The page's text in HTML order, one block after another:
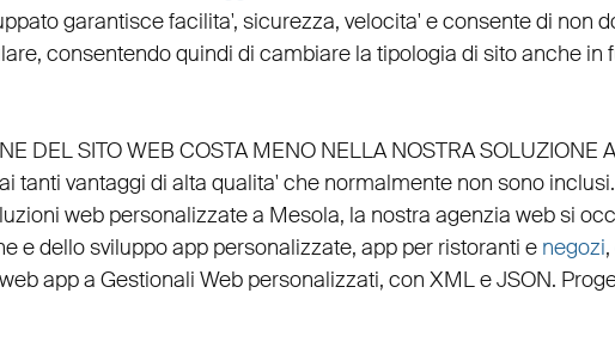
garantiscefacilita', sicurezza, velocita' e consente di non
, consentendo quindi di cambiare la tipologia di sito anche in
DEL SITO WEB COSTA MENO NELLA NOSTRA SOLUZIONE
tanti vantaggi di alta qualita' che normalmente non sono inclusi.
web personalizzate a Mesola, la nostra agenzia websi
e dellosviluppo app personalizzate, app per ristoranti e negozi,
web appa Gestionali Web personalizzati, con XMLeJSON.